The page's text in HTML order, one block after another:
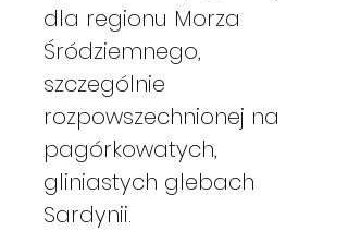
dla regionu Morza
Śródziemnego,
szczególnie
rozpowszechnionej na
pagórkowatych,
gliniastych glebach
Sardynii.